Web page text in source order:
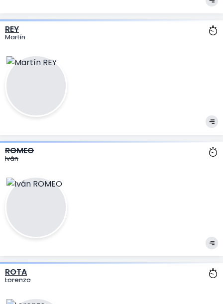
REY
Martín
ROMEO
Iván
ROTA
Lorenzo